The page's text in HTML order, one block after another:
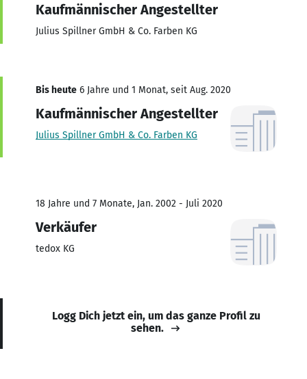
Kaufmännischer Angestellter
Julius Spillner GmbH & Co. Farben KG
Bis heute 6 Jahre und 1 Monat, seit Aug. 2020
Kaufmännischer Angestellter
Julius Spillner GmbH & Co. Farben KG
18 Jahre und 7 Monate, Jan. 2002 - Juli 2020
Verkäufer
tedox KG
Logg Dich jetzt ein, um das ganze Profil zu
sehen.